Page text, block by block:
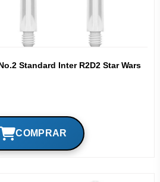
Standard Inter R2D2 Star Wars